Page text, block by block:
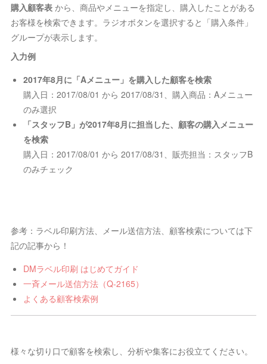
購入顧客表 から、商品やメニューを指定し、購入したことがある
お客様を検索できます。ラジオボタンを選択すると「購入条件」
グループが表示します。
入力例
2017年8月に「Aメニュー」を購入した顧客を検索
購入日：2017/08/01 から 2017/08/31、購入商品：Aメニュー
のみ選択
「スタッフB」が2017年8月に担当した、顧客の購入メニュー
を検索
購入日：2017/08/01 から 2017/08/31、販売担当：スタッフB
のみチェック
参考：ラベル印刷方法、メール送信方法、顧客検索については下
記の記事から！
DMラベル印刷 はじめてガイド
一斉メール送信方法（Q-2165）
よくある顧客検索例
様々な切り口で顧客を検索し、分析や集客にお役立てください。